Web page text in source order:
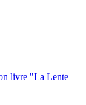
livre "La Lente